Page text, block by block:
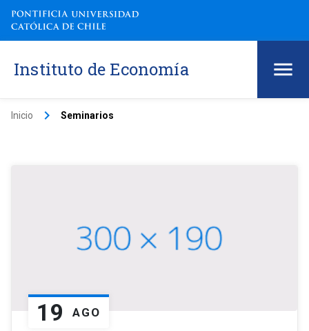
Instituto de Economía
Inicio keyboard_arrow_right Seminarios
19 AGO